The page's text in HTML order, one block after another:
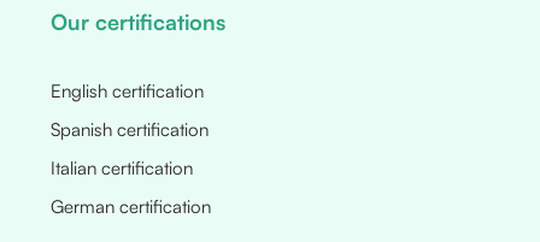
Our certifications
English certification
Spanish certification
Italian certification
German certification